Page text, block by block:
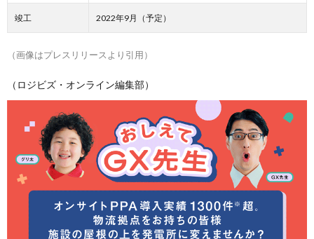
竣工 2022年9月（予定）
（画像はプレスリリースより引用）
（ロジビズ・オンライン編集部）